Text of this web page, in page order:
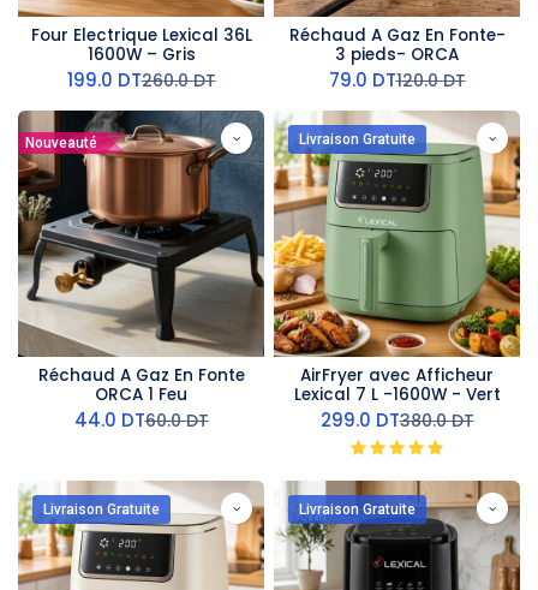
Four Electrique Lexical 36L
1600W – Gris
199.0 DT260.0DT
Réchaud A Gaz En Fonte-
3 pieds- ORCA
79.0 DT120.0DT
Nouveauté
Réchaud A Gaz En Fonte
ORCA 1 Feu
44.0 DT60.0DT
Livraison Gratuite
AirFryer avec Afficheur
Lexical 7 L -1600W - Vert
299.0 DT380.0DT
Livraison Gratuite Livraison Gratuite